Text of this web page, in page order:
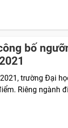
bố
trường Đại
Riêng ngành